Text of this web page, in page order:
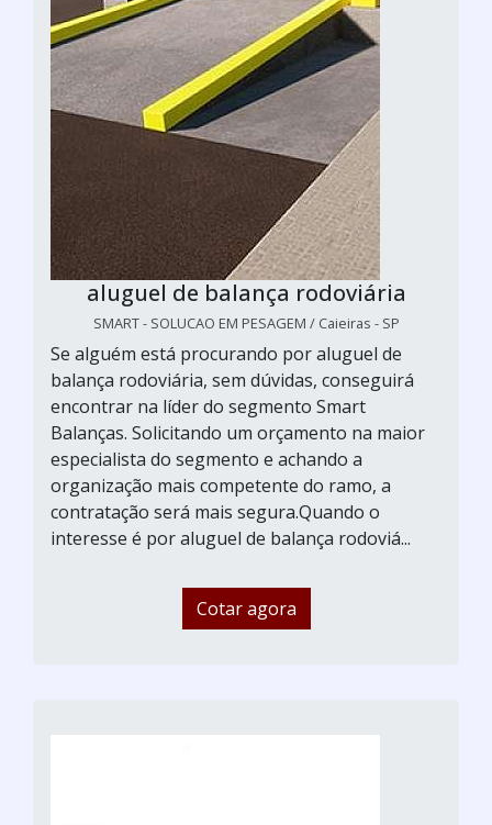
aluguel de balança rodoviária
SMART - SOLUCAO EM PESAGEM / Caieiras - SP
Se alguém está procurando por aluguel de
balança rodoviária, sem dúvidas, conseguirá
encontrar na líder do segmento Smart
Balanças. Solicitando um orçamento na maior
especialista do segmento e achando a
organização mais competente do ramo, a
contratação será mais segura.Quando o
interesse é por aluguel de balança rodoviá...
Cotar agora